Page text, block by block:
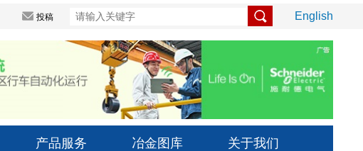
投稿 English
产品服务 冶金图库 关于我们